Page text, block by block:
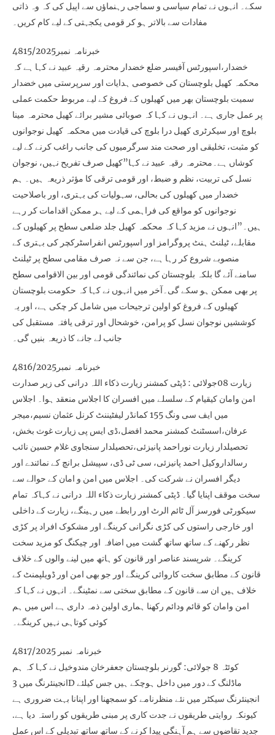
سکے۔ انہوں نے تمام سیاسی و سماجی رہنماؤں سے اپیل کی کہ وہ ذاتی
مفادات سے بالاتر ہو کر قومی یکجہتی کے لیے کام کریں۔
خبرنامہ نمبر4815/2025
خضدار،اسپورٹس آفیسر ضلع خضدار محترمہ رقیہ عبید نے کہا ہے کہ
محکمہ کھیل بلوچستان کی خصوصی ہدایات اور سرپرستی میں خضدار
سمیت بلوچستان بھر میں کھیلوں کے فروغ کے لیے مربوط حکمت عملی
پر عمل جاری ہے۔ انہوں نے کہا کہ صوبائی مشیر برائے کھیل محترمہ مینا
بلوچ اور سیکرٹری کھیل درا بلوچ کی قیادت میں محکمہ کھیل نوجوانوں
کو مثبت، تخلیقی اور صحت مند سرگرمیوں کی جانب راغب کرنے کے لیے
کوشاں ہے۔محترمہ رقیہ عبید نے کہا”کھیل صرف تفریح نہیں، نوجوان
نسل کی تربیت، نظم و ضبط، اور قومی ترقی کا مؤثر ذریعہ ہیں۔ ہم
خضدار میں کھیلوں کی بحالی، سہولیات کی بہتری، اور باصلاحیت
نوجوانوں کو مواقع کی فراہمی کے لیے ہر ممکن اقدامات کر رہے
ہیں۔”انہوں نے مزید کہا کہ محکمہ کھیل جلد ضلعی سطح پر کھیلوں کے
مقابلے، ٹیلنٹ ہنٹ پروگرامز اور اسپورٹس انفراسٹرکچر کی بہتری کے
منصوبے شروع کر رہا ہے، جن سے نہ صرف مقامی سطح پر ٹیلنٹ
سامنے آئے گا بلکہ بلوچستان کی نمائندگی قومی اور بین الاقوامی سطح
پر بھی ممکن ہو سکے گی۔آخر میں انہوں نے کہا کہ حکومت بلوچستان
کھیلوں کے فروغ کو اولین ترجیحات میں شامل کر چکی ہے، اور یہ
کوششیں نوجوان نسل کو پرامن، خوشحال اور ترقی یافتہ مستقبل کی
جانب لے جانے کا ذریعہ بنیں گی۔
خبرنامہ نمبر4816/2025
زیارت 08جولائی : ڈپٹی کمشنر زیارت ذکاء اللہ درانی کی زیر صدارت
امن وامان کیقیام کے سلسلے میں افسران کا اجلاس منعقد ہوا۔ اجلاس
میں ایف سی ونگ 155 کمانڈر لیفٹیننٹ کرنل عثمان نسیم،میجر
عرفان،اسسٹنٹ کمشنر محمد افضل،ڈی ایس پی زیارت غوث بخش،
تحصیلدار زیارت نوراحمد پانیزئی،تحصیلدار سنجاوی غلام حسین نائب
رسالداروکیل احمد پانیزئی، سی ٹی ڈی، سپیشل برانچ کے نمائندے اور
دیگر افسران نے شرکت کی۔ اجلاس میں امن و امان کے حوالے سے
سخت موقف اپنایا گیا۔ ڈپٹی کمشنر زیارت ذکاء اللہ درانی نے کہاکہ تمام
سیکورٹی فورسز آل ٹائم الرٹ اور رابطے میں رہینگے، زیارت کے داخلی
اور خارجی راستوں کی کڑی نگرانی کرینگے اور مشکوک افراد پر کڑی
نظر رکھنے کے ساتھ ساتھ گشت میں اضافہ اور چیکنگ کو مزید سخت
کرینگے۔ شرپسند عناصر اور قانون کو ہاتھ میں لینے والوں کے خلاف
قانون کے مطابق سخت کاروائی کرینگے اور جو بھی امن اور ڈویلپمنٹ کے
خلاف ہیں ان سے قانون کے مطابق سختی سے نمٹینگے۔ انہوں نے کہا کہ
امن وامان کو قائم ودائم رکھنا ہماری اولین ذمہ داری ہے اس میں ہم
کوئی کوتاہی نہیں کرینگے۔
خبرنامہ نمبر 4817/2025
کوئٹہ 8 جولائی: گورنر بلوچستان جعفرخان مندوخیل نے کہا کہ ہم
انجینئرنگ میں 3D ماڈلنگ کے دور میں داخل ہوچکے ہیں جس کیلئے
انجینئرنگ سیکٹر میں نئے منظرنامے کو سمجھنا اور اپنانا بہت ضروری ہے
کیونکہ روایتی طریقوں نے جدت کاری پر مبنی طریقوں کو راستہ دیا ہے.
جدید تقاضوں سے ہم آہنگی پیدا کرنے کے ساتھ ساتھ تبدیلی کے اس عمل